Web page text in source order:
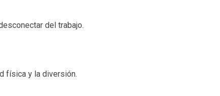
del trabajo.
física y la diversión.